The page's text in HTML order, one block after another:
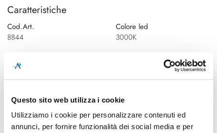
Questo sito web utilizza i cookie
Utilizziamo i cookie per personalizzare contenuti ed
annunci, per fornire funzionalità dei social media e per
Caratteristiche
Cod.Art.
8844
Colore led
3000K
H. 1486mm - H. max 6500mm
- Ø179mm
Sorgente luminosa
Potenza e attacco
54W - 6993lm - 3000K - CRI
80
Dimmerazione
Dimmerabile